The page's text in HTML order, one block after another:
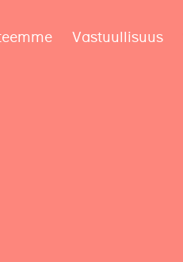
Vastuullisuus